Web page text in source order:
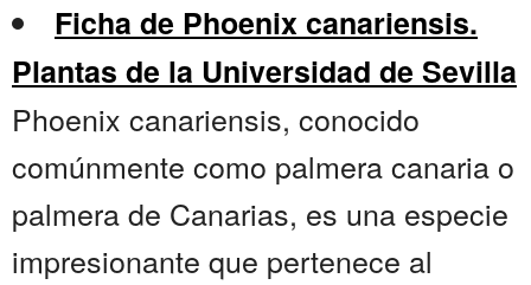
Ficha de Phoenix canariensis.
Plantas de la Universidad de Sevilla
Phoenix canariensis, conocido
comúnmente como palmera canaria o
palmera de Canarias, es una especie
impresionante que pertenece al